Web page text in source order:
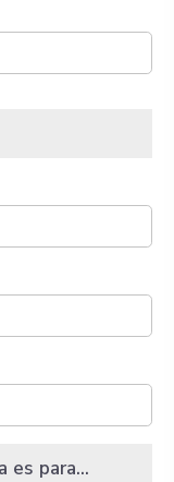
es para...